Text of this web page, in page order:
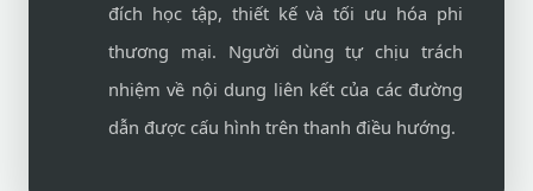
đích học tập, thiết kế và tối ưu hóa phi
thương mại. Người dùng tự chịu trách
nhiệm về nội dung liên kết của các đường
dẫn được cấu hình trên thanh điều hướng.